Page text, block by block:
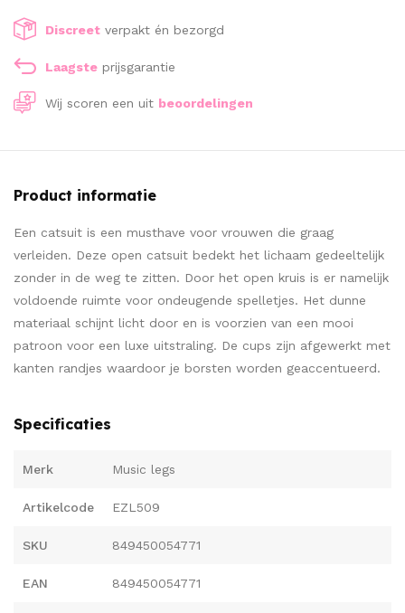
Discreet verpakt én bezorgd
Laagste prijsgarantie
Wij scoren een uit beoordelingen
Product informatie
Een catsuit is een musthave voor vrouwen die graag
verleiden. Deze open catsuit bedekt het lichaam gedeeltelijk
zonder in de weg te zitten. Door het open kruis is er namelijk
voldoende ruimte voor ondeugende spelletjes. Het dunne
materiaal schijnt licht door en is voorzien van een mooi
patroon voor een luxe uitstraling. De cups zijn afgewerkt met
kanten randjes waardoor je borsten worden geaccentueerd.
Specificaties
Merk Music legs
Artikelcode EZL509
SKU 849450054771
EAN 849450054771